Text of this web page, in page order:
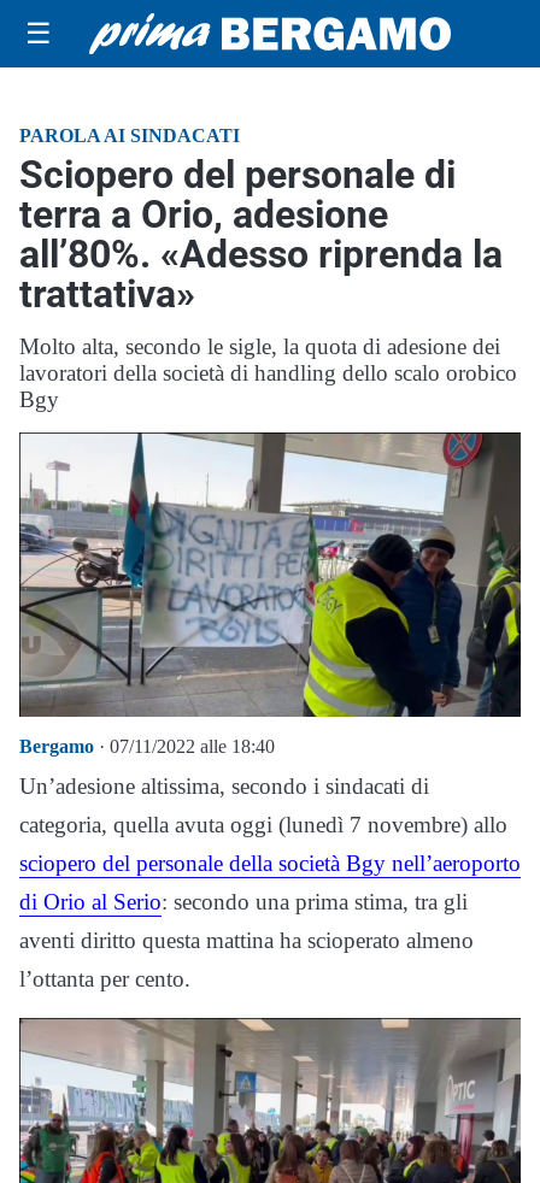
☰
PAROLA AI SINDACATI
Sciopero del personale di
terra a Orio, adesione
all’80%. «Adesso riprenda la
trattativa»
Molto alta, secondo le sigle, la quota di adesione dei
lavoratori della società di handling dello scalo orobico
Bgy
Bergamo · 07/11/2022 alle 18:40
Un’adesione altissima, secondo i sindacati di
categoria, quella avuta oggi (lunedì 7 novembre) allo
sciopero del personale della società Bgy nell’aeroporto
di Orio al Serio: secondo una prima stima, tra gli
aventi diritto questa mattina ha scioperato almeno
l’ottanta per cento.